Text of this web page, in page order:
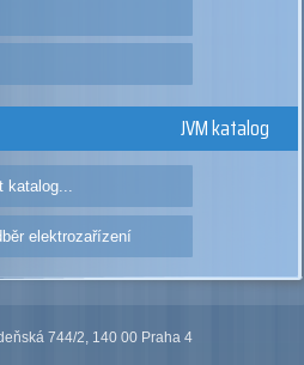
JVM katalog
katalog...
elektrozařízení
744/2, 140 00 Praha 4